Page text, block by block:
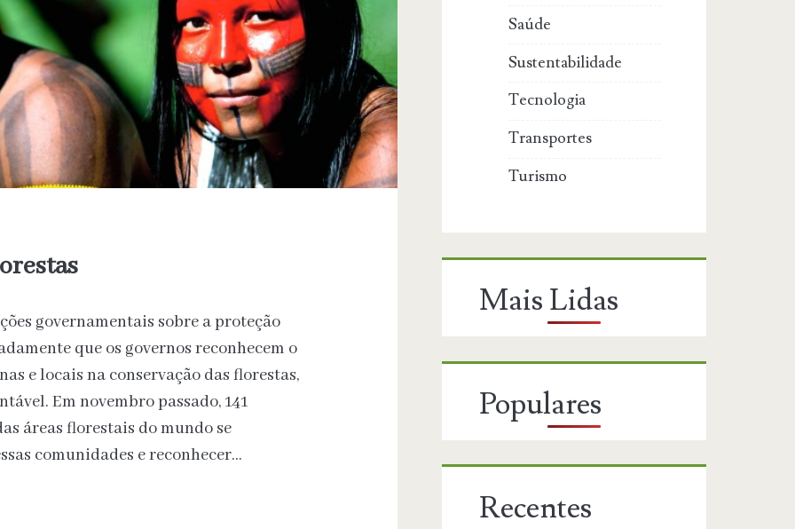
governamentais sobre a proteção
que os governos reconhecem o
e locais na conservação das florestas,
Em novembro passado, 141
áreas florestais do mundo se
comunidades e reconhecer…
Saúde
Sustentabilidade
Tecnologia
Transportes
Turismo
Mais Lidas
Populares
Recentes